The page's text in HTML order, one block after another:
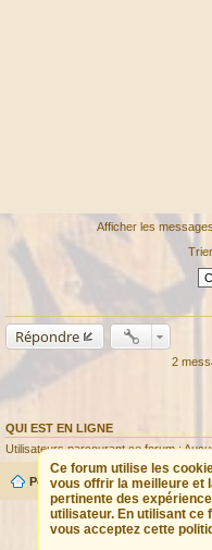
Afficher les
Répondre
2
QUI EST EN LIGNE
Utilisateurs parcourant ce forum :
Ce forum utilise les
vous offrir la meilleure et
pertinente des
utilisateur. En utilisant ce
vous acceptez cette
Portail Forum